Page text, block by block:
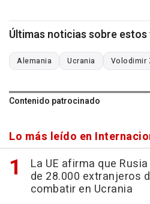
Últimas noticias sobre
Alemania Ucrania Volodimir
Contenido patrocinado
Lo más leído en
La UE afirma que
de 28.000 extranjeros
combatir en Ucrania